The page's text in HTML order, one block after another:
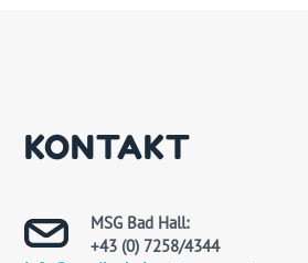
KONTAKT
MSG Bad Hall:
+43 (0) 7258/4344